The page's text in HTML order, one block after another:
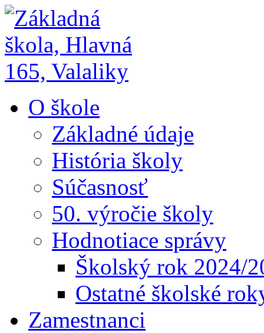
O škole
Základné údaje
História školy
Súčasnosť
50. výročie školy
Hodnotiace správy
Školský rok 2024/
Ostatné školské
Zamestnanci